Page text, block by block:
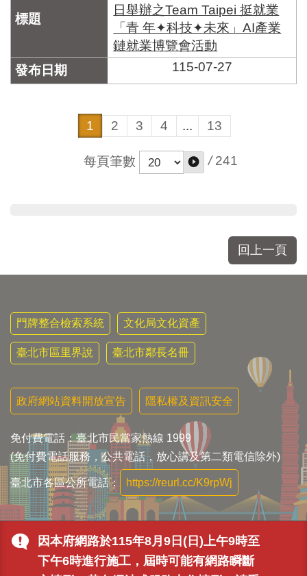
因本府網路於115年8月9日(日)上午9時至
下午6時進行施工，屆時可能有網路瞬斷
日舉辦之Team Taipei 挺就業
「青 年✦科技✦未來」AI產業
鏈就業博覽會活動
115-07-27
1 2 3 4 ... 13
每頁筆數 / 241
回上一頁
門牌整合檢索系統 文化局文化資產
臺北市區里界說 臺北市鄰長名冊
政府網站資料開放宣告 隱私權及資訊安全
免付費電話：臺北市民當家熱線 1999
(免付費電話服務，公共電話，放心講及第二類電信除外)
臺北市各區公所電話： https://reurl.cc/K9rpWj